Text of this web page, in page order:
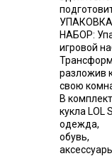
НАБОР:
игровой
разложив
свою
В
кукла LOL
одежда,
обувь,